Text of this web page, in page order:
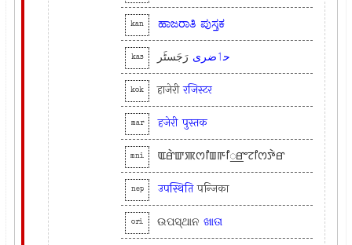
kan ಹಾಜರಾತಿ ಪುಸ್ತಕ
kas حٲضری رَجَسٹَر
kok हाजेरीरजिस्टर
mar हजेरी पुस्तक
mni ꯑꯔꯥꯛꯄꯁꯤꯡꯒꯤ꯭ꯔꯦꯖꯤꯁꯇꯥꯔ
nep उपस्थितिपन्जिका
ori ଉପସ୍ଥାନ ଖାତା